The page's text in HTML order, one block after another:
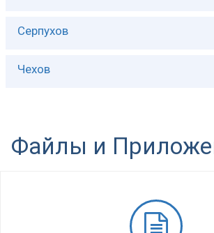
Серпухов
Чехов
Файлы и